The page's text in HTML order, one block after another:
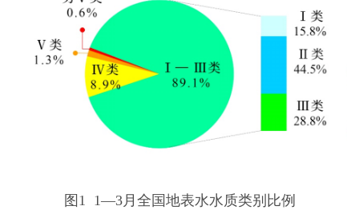
图1 1—3月全国地表水水质类别比例